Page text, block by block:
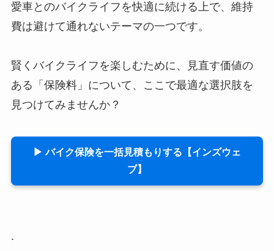
愛車とのバイクライフを快適に続ける上で、維持
費は避けて通れないテーマの一つです。
賢くバイクライフを楽しむために、見直す価値の
ある「保険料」について、ここで最適な選択肢を
見つけてみませんか？
▶ バイク保険を一括見積もりする【インズウェ
ブ】
.